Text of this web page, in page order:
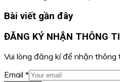
Bài viết gần đây
ĐĂNG KÝ NHẬN THÔNG
Vui lòng đăng kí để nhận thông
Email *